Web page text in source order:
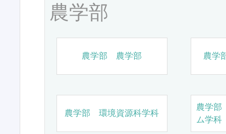
農学部
農学部 農学部 農学
農学部 環境資源科学科
農学
ム学科